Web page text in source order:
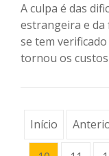
A culpa é das
estrangeira e da
se tem
tornou os
Início